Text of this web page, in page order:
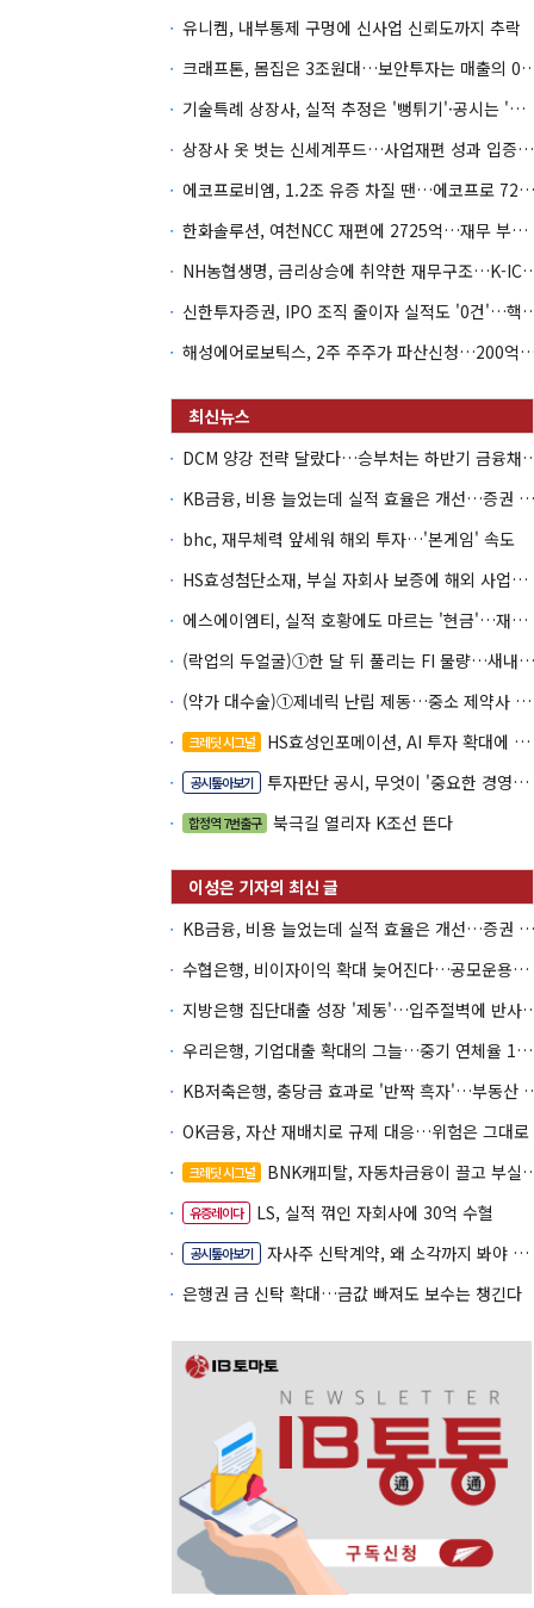
유니켐, 내부통제 구멍에 신사업 신뢰도까지 추락
크래프톤, 몸집은 3조원대…
기술특례 상장사, 실적 추정은 '뻥튀기'·공시는 '누락'
상장사 옷 벗는 신세계푸드…사업재편 성과 입증할까
에코프로비엠, 1.2조 유증 차질 땐…에코프로 7270억 '독박'
한화솔루션, 여천NCC 재편에 2725억…재무 부담 커지나
NH농협생명, 금리상승에 취
신한투자증권, IPO 조직 줄
해성에어로보틱스, 2주 주주가 파산
DCM 양강 전략 달랐다
KB금융, 비용 늘었는데 실적 효율은 개선…증권 호황 효과
bhc, 재무체력 앞세워 해외 투자…'본게임' 속도
HS효성첨단소재, 부실 자회사 보증에 해외 사업까지…부담 '가중'
에스에이엠티, 실적 호황에도 마르는 '현금'…재고·달러빚 부담 확대
(락업의 두얼굴)①한 달 뒤 풀리는 FI 물량…새내기주 오버행 경계
(약가 대수술)①제네릭 난립 제동…중소 제약사 수익성 비상
크레딧 시그널 HS효성인포메이션, AI 투자 확대에 실적 체력 강화
공시톺아보기 투자판단 공시, 무엇이 '중요한 경영사항'일까
합정역 7번출구 북극길 열리자 K조선 뜬다
KB금융, 비용 늘었는데 실적 효율은 개선…증권 호황 효과
수협은행, 비이자이익 확대 늦어진다…공모운용사 인가 연말로
지방은행 집단대출 성장 '
우리은행, 기업대출 확대의 그늘…중기 연체율 10년 만에 최고
KB저축은행, 충당금
OK금융, 자산 재배치로 규제 대응…위험은 그대로
크레딧 시그널 BNK캐피탈, 자동차금융이 끌고 부실여신이 발목
유증레이다 LS, 실적 꺾인 자회사에 30억 수혈
공시톺아보기
자사주 신탁계약, 왜 소각까지 봐야 할까
은행권 금 신탁 확대…금값 빠져도 보수는 챙긴다